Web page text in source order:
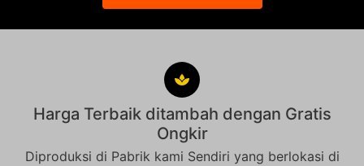
Harga Terbaik ditambah dengan Gratis
Ongkir
Diproduksi di Pabrik kami Sendiri yang berlokasi di